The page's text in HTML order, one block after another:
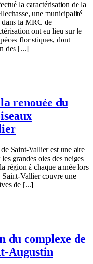
la caractérisation de la
une municipalité
la MRC de
ont eu lieu sur le
floristiques, dont
des [...]
renouée du
Saint-Vallier est une aire
grandes oies des neiges
région à chaque année lors
Vallier couvre une
de [...]
du complexe de
Augustin